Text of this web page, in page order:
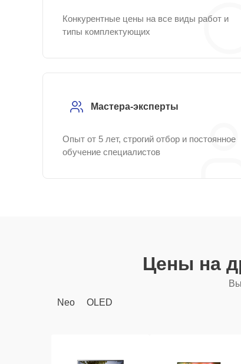
Конкурентные цены на все виды работ и
типы комплектующих
Мастера-эксперты
Опыт от 5 лет, строгий отбор и постоянное
обучение специалистов
Цены на
Neo
OLED